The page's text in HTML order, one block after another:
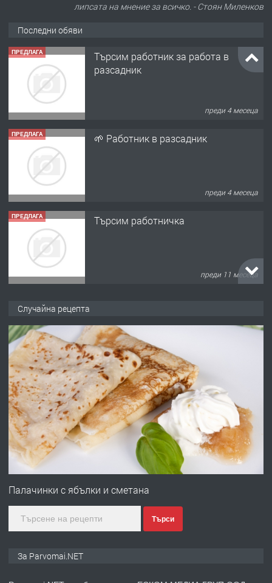
липсата на мнение за всичко. - Стоян Миленков
Последни обяви
ПРЕДЛАГА
Търсим работник за работа в
разсадник
преди 4 месеца
ПРЕДЛАГА 🌱 Работник в разсадник
преди 4 месеца
ПРЕДЛАГА Търсим работничка
преди 11 месеца
ПРЕДЛАГА Работа за общи работници
преди 1 година
ПРЕДЛАГА
Първи поход "По стъпките на Ангел
Случайна рецепта
Палачинки с ябълки и сметана
Търси
За Parvomai.NET